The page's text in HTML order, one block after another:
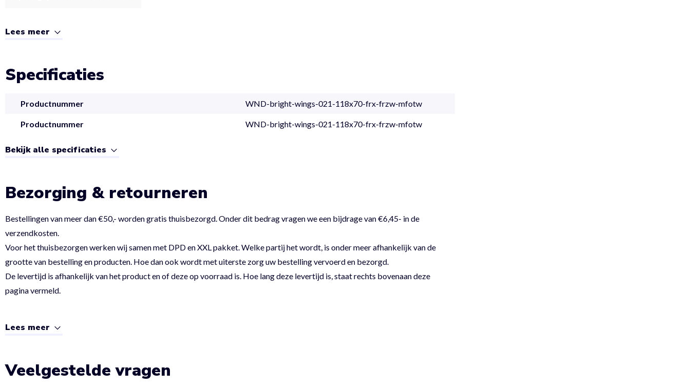
Lees meer
Specificaties
Productnummer WND-bright-wings-021-118x70-frx-frzw-mfotw
Productnummer WND-bright-wings-021-118x70-frx-frzw-mfotw
Bekijk alle specificaties
Bezorging & retourneren
Bestellingen van meer dan €50,- worden gratis thuisbezorgd. Onder dit bedrag vragen we een bijdrage van €6,45- in de
verzendkosten.
Voor het thuisbezorgen werken wij samen met DPD en XXL pakket. Welke partij het wordt, is onder meer afhankelijk van de
grootte van bestelling en producten. Hoe dan ook wordt met uiterste zorg uw bestelling vervoerd en bezorgd.
De levertijd is afhankelijk van het product en of deze op voorraad is. Hoe lang deze levertijd is, staat rechts bovenaan deze
pagina vermeld.
Lees meer
Veelgestelde vragen